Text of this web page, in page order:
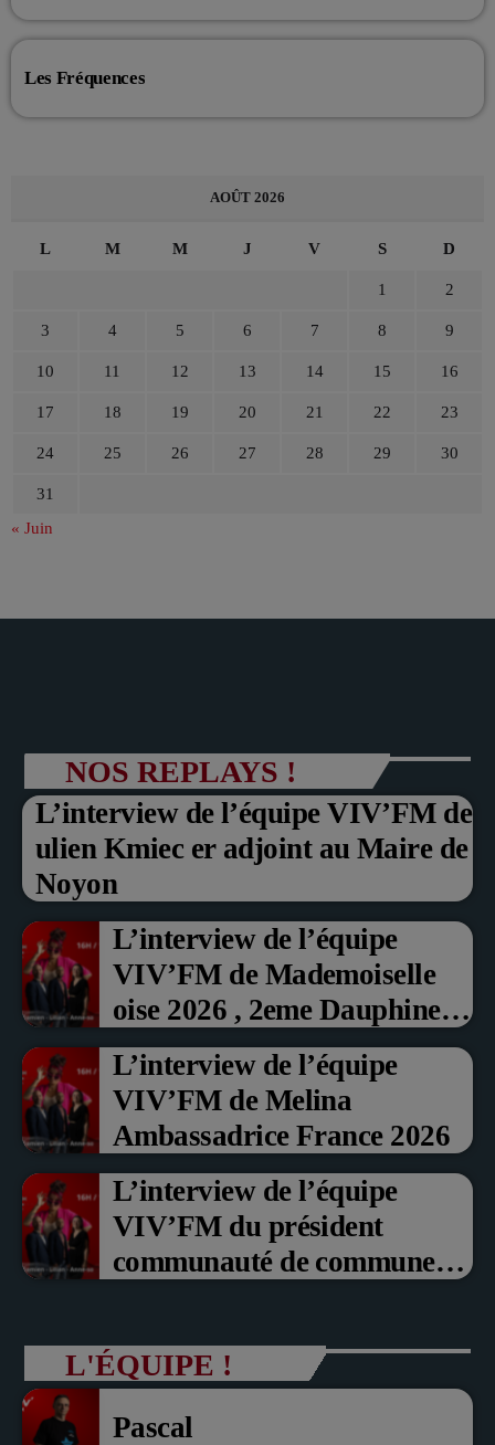
Les Fréquences
AOÛT 2026
L M M J V S D
1 2
3 4 5 6 7 8 9
10 11 12 13 14 15 16
17 18 19 20 21 22 23
24 25 26 27 28 29 30
31
« Juin
NOS REPLAYS !
L’interview de l’équipe VIV’FM de
ulien Kmiec er adjoint au Maire de
Noyon
L’interview de l’équipe
VIV’FM de Mademoiselle
oise 2026 , 2eme Dauphine et
Prix du Public , Marche aux
fruits rouge Noyon 2026
L’interview de l’équipe
VIV’FM de Melina
Ambassadrice France 2026
L’interview de l’équipe
VIV’FM du président
communauté de communes
président com de com
L'ÉQUIPE !
Pascal